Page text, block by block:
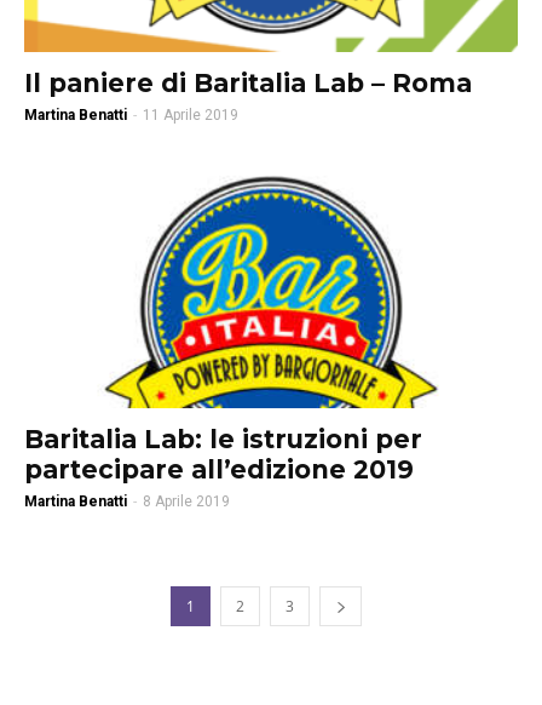
Il paniere di Baritalia Lab – Roma
Martina Benatti - 11 Aprile 2019
Baritalia Lab: le istruzioni per
partecipare all’edizione 2019
Martina Benatti - 8 Aprile 2019
1 2 3